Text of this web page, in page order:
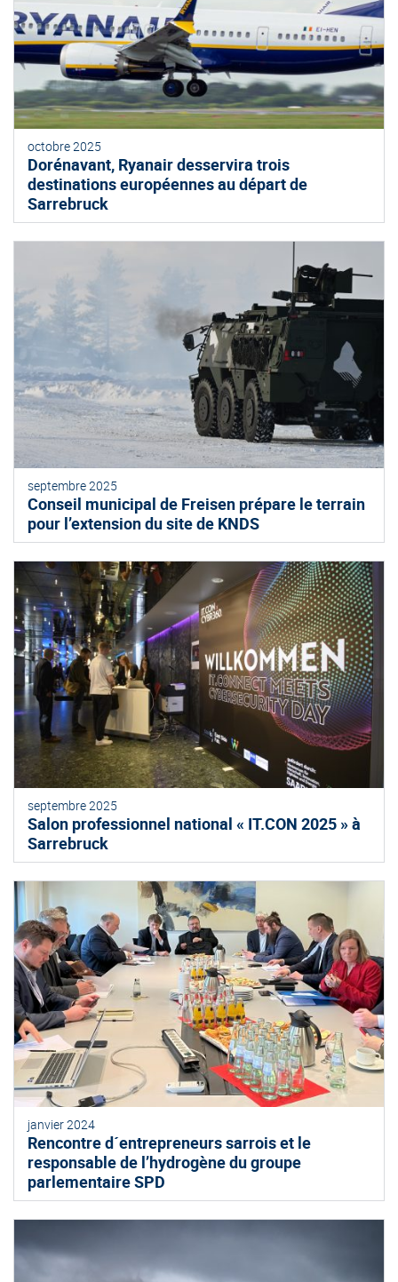
octobre 2025
Dorénavant, Ryanair desservira trois
destinations européennes au départ de
Sarrebruck
septembre 2025
Conseil municipal de Freisen prépare le terrain
pour l’extension du site de KNDS
septembre 2025
Salon professionnel national « IT.CON 2025 » à
Sarrebruck
janvier 2024
Rencontre d´entrepreneurs sarrois et le
responsable de l’hydrogène du groupe
parlementaire SPD